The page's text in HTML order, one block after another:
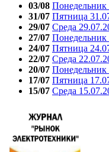
03/08 Понедельник
31/07 Пятница
29/07 Среда
27/07 Понедельник
24/07 Пятница
22/07 Среда
20/07 Понедельник
17/07 Пятница
15/07 Среда